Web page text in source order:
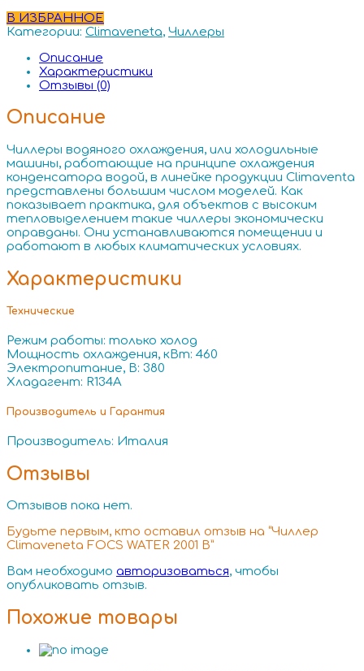
В ИЗБРАННОЕ
Категории: Climaveneta, Чиллеры
Описание
Характеристики
Отзывы (0)
Описание
Чиллеры водяного охлаждения, или холодильные
машины, работающие на принципе охлаждения
конденсатора водой, в линейке продукции Climaventa
представлены большим числом моделей. Как
показывает практика, для объектов с высоким
тепловыделением такие чиллеры экономически
оправданы. Они устанавливаются помещении и
работают в любых климатических условиях.
Характеристики
Технические
Режим работы: только холод
Мощность охлаждения, кВт: 460
Электропитание, В: 380
Хладагент: R134A
Производитель и Гарантия
Производитель: Италия
Отзывы
Отзывов пока нет.
Будьте первым, кто оставил отзыв на “Чиллер
Climaveneta FOCS WATER 2001 B”
Вам необходимо авторизоваться, чтобы
опубликовать отзыв.
Похожие товары